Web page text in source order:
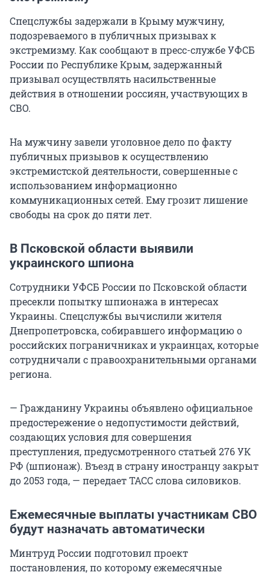
Спецслужбы задержали в Крыму мужчину,
подозреваемого в публичных призывах к
экстремизму. Как сообщают в пресс-службе УФСБ
России по Республике Крым, задержанный
призывал осуществлять насильственные
действия в отношении россиян, участвующих в
СВО.
На мужчину завели уголовное дело по факту
публичных призывов к осуществлению
экстремистской деятельности, совершенные с
использованием информационно
коммуникационных сетей. Ему грозит лишение
свободы на срок до пяти лет.
В Псковской области выявили
украинского шпиона
Сотрудники УФСБ России по Псковской области
пресекли попытку шпионажа в интересах
Украины. Спецслужбы вычислили жителя
Днепропетровска, собиравшего информацию о
российских пограничниках и украинцах, которые
сотрудничали с правоохранительными органами
региона.
— Гражданину Украины объявлено официальное
предостережение о недопустимости действий,
создающих условия для совершения
преступления, предусмотренного статьей 276 УК
РФ (шпионаж). Въезд в страну иностранцу закрыт
до 2053 года, — передает ТАСС слова силовиков.
Ежемесячные выплаты участникам СВО
будут назначать автоматически
Минтруд России подготовил проект
постановления, по которому ежемесячные